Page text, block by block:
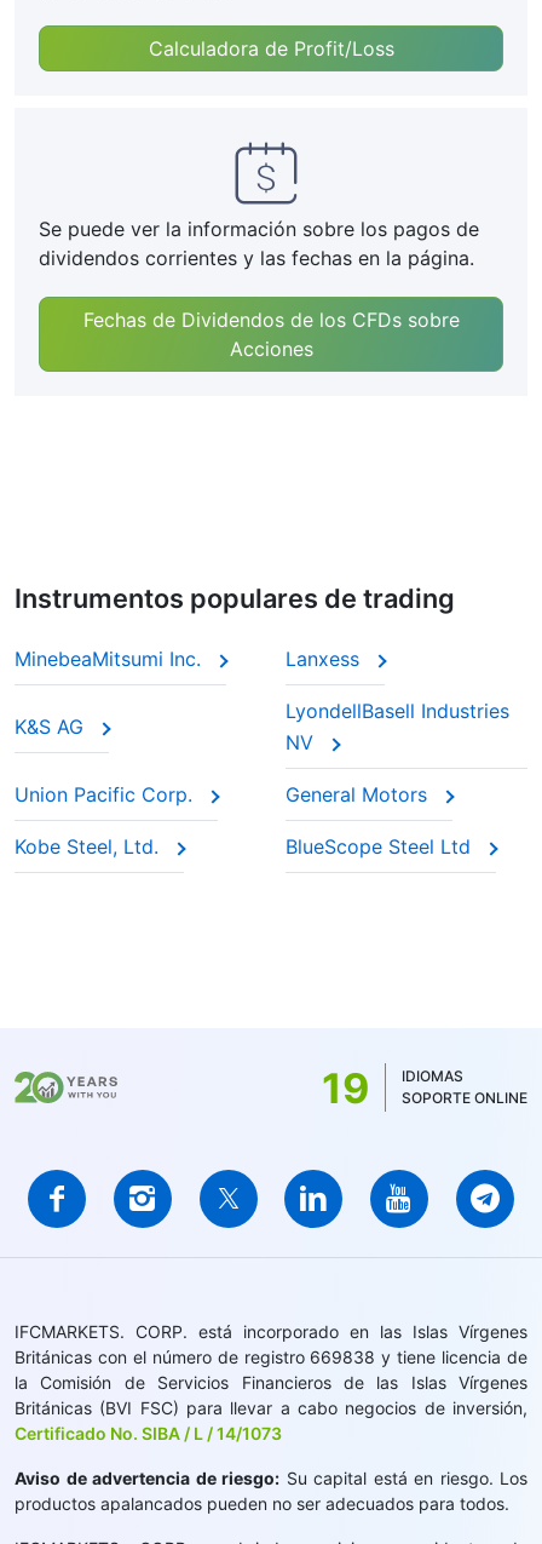
Calculadora de Profit/Loss
Se puede ver la información sobre los pagos de
dividendos corrientes y las fechas en la página.
Fechas de Dividendos de los CFDs sobre
Acciones
Instrumentos populares de trading
MinebeaMitsumi Inc. Lanxess
K&S AG
LyondellBasell Industries
NV
Union Pacific Corp. General Motors
Kobe Steel, Ltd. BlueScope Steel Ltd
19
IDIOMAS
SOPORTE ONLINE
IFCMARKETS. CORP. está incorporado en las Islas Vírgenes
Británicas con el número de registro 669838 y tiene licencia de
la Comisión de Servicios Financieros de las Islas Vírgenes
Británicas (BVI FSC) para llevar a cabo negocios de inversión,
Certificado No. SIBA / L / 14/1073
Aviso de advertencia de riesgo: Su capital está en riesgo. Los
productos apalancados pueden no ser adecuados para todos.